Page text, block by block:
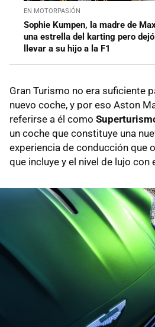
EN MOTORPASIÓN
Sophie Kumpen, la madre de
una estrella del karting pero
llevar a su hijo a la F1
Gran Turismo no era suficiente
nuevo coche, y por eso Aston
referirse a él como
un coche que constituye una
experiencia de conducción que
que incluye y el nivel de lujo con